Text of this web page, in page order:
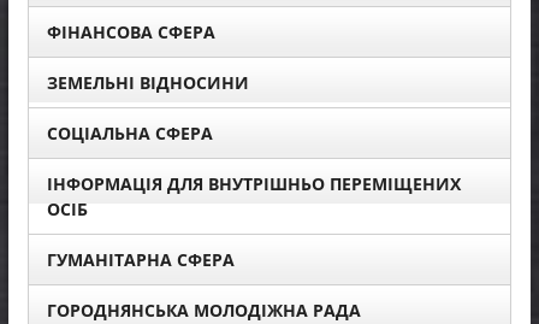
ФІНАНСОВА СФЕРА
ЗЕМЕЛЬНІ ВІДНОСИНИ
СОЦІАЛЬНА СФЕРА
ІНФОРМАЦІЯ ДЛЯ ВНУТРІШНЬО ПЕРЕМІЩЕНИХ
ОСІБ
ГУМАНІТАРНА СФЕРА
ГОРОДНЯНСЬКА МОЛОДІЖНА РАДА